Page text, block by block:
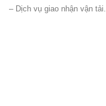
– Dịch vụ giao nhận vận tải.